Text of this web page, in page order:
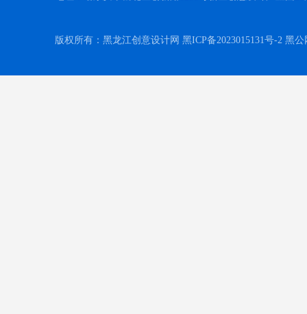
版权所有：黑龙江创意设计网 黑ICP备2023015131号-2 黑公